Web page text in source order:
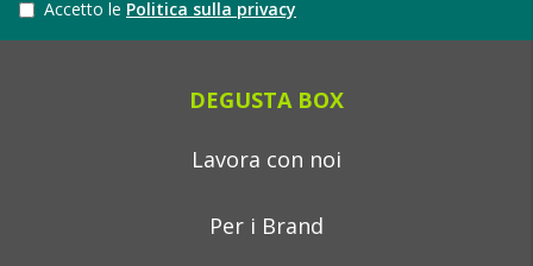
Accetto le Politica sulla privacy
DEGUSTA BOX
Lavora con noi
Per i Brand